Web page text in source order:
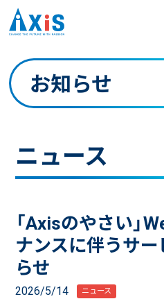
お知らせ
ニュース
「Axisのやさい」
ナンスに伴うサ
らせ
2026/5/14 ニュース